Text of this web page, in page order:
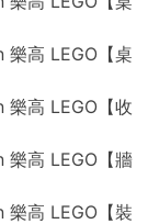
高 LEGO【桌
高 LEGO【收
高 LEGO【牆
高 LEGO【裝